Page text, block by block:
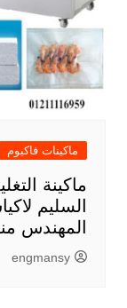
ماكينات فاكيوم
ماكينة
المهندس
engmansy